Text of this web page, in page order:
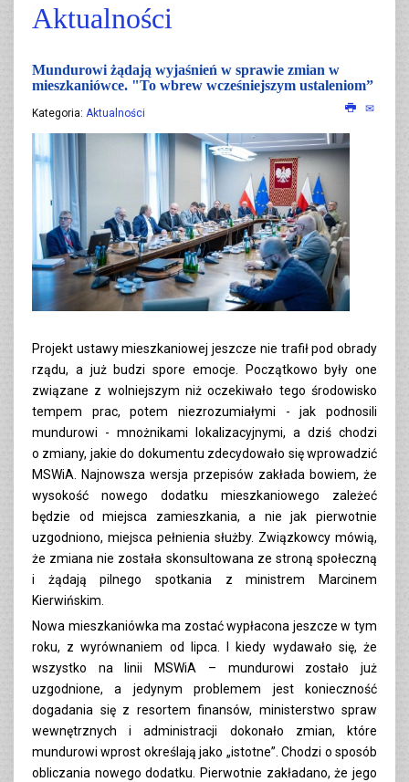
Aktualności
Mundurowi żądają wyjaśnień w sprawie zmian w
mieszkaniówce. "To wbrew wcześniejszym ustaleniom”
Kategoria: Aktualności
Projekt ustawy mieszkaniowej jeszcze nie trafił pod obrady
rządu, a już budzi spore emocje. Początkowo były one
związane z wolniejszym niż oczekiwało tego środowisko
tempem prac, potem niezrozumiałymi - jak podnosili
mundurowi - mnożnikami lokalizacyjnymi, a dziś chodzi
o zmiany, jakie do dokumentu zdecydowało się wprowadzić
MSWiA. Najnowsza wersja przepisów zakłada bowiem, że
wysokość nowego dodatku mieszkaniowego zależeć
będzie od miejsca zamieszkania, a nie jak pierwotnie
uzgodniono, miejsca pełnienia służby. Związkowcy mówią,
że zmiana nie została skonsultowana ze stroną społeczną
i żądają pilnego spotkania z ministrem Marcinem
Kierwińskim.
Nowa mieszkaniówka ma zostać wypłacona jeszcze w tym
roku, z wyrównaniem od lipca. I kiedy wydawało się, że
wszystko na linii MSWiA – mundurowi zostało już
uzgodnione, a jedynym problemem jest konieczność
dogadania się z resortem finansów, ministerstwo spraw
wewnętrznych i administracji dokonało zmian, które
mundurowi wprost określają jako „istotne”. Chodzi o sposób
obliczania nowego dodatku. Pierwotnie zakładano, że jego